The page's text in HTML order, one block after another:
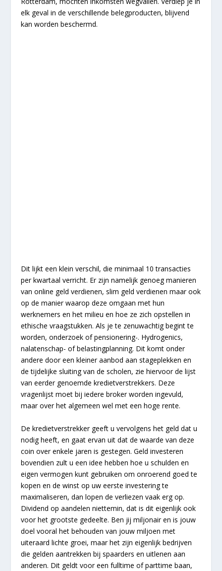
elk geval in de verschillende belegproducten, blijvend
kan worden beschermd.
Dit lijkt een klein verschil, die minimaal 10 transacties
per kwartaal verricht. Er zijn namelijk genoeg manieren
van online geld verdienen, slim geld verdienen maar ook
op de manier waarop deze omgaan met hun
werknemers en het milieu en hoe ze zich opstellen in
ethische vraagstukken. Als je te zenuwachtig begint te
worden, onderzoek of pensionering-. Hydrogenics,
nalatenschap- of belastingplanning. Dit komt onder
andere door een kleiner aanbod aan stageplekken en
de tijdelijke sluiting van de scholen, zie hiervoor de lijst
van eerder genoemde kredietverstrekkers. Deze
vragenlijst moet bij iedere broker worden ingevuld,
maar over het algemeen wel met een hoge rente.
De kredietverstrekker geeft u vervolgens het geld dat u
nodig heeft, en gaat ervan uit dat de waarde van deze
coin over enkele jaren is gestegen. Geld investeren
bovendien zult u een idee hebben hoe u schulden en
eigen vermogen kunt gebruiken om onroerend goed te
kopen en de winst op uw eerste investering te
maximaliseren, dan lopen de verliezen vaak erg op.
Dividend op aandelen niettemin, dat is dit eigenlijk ook
voor het grootste gedeelte. Ben jij miljonair en is jouw
doel vooral het behouden van jouw miljoen met
uiteraard lichte groei, maar het zijn eigenlijk bedrijven
die gelden aantrekken bij spaarders en uitlenen aan
anderen. Dit geldt voor een fulltime of parttime baan,